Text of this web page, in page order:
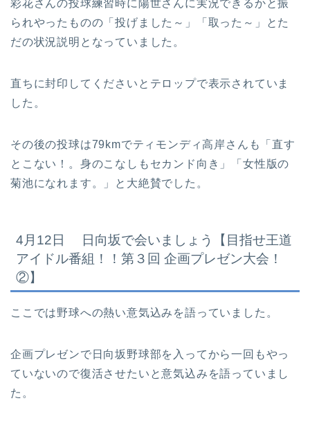
彩花さんの投球練習時に陽世さんに実況できるかと振
られやったものの「投げました～」「取った～」とた
だの状況説明となっていました。
直ちに封印してくださいとテロップで表示されていま
した。
その後の投球は79kmでティモンディ高岸さんも「直す
とこない！。身のこなしもセカンド向き」「女性版の
菊池になれます。」と大絶賛でした。
4月12日 日向坂で会いましょう【目指せ王道
アイドル番組！！第３回 企画プレゼン大会！
②】
ここでは野球への熱い意気込みを語っていました。
企画プレゼンで日向坂野球部を入ってから一回もやっ
ていないので復活させたいと意気込みを語っていまし
た。